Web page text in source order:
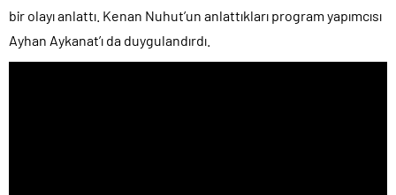
bir olayı anlattı. Kenan Nuhut’un anlattıkları program yapımcısı
Ayhan Aykanat’ı da duygulandırdı.